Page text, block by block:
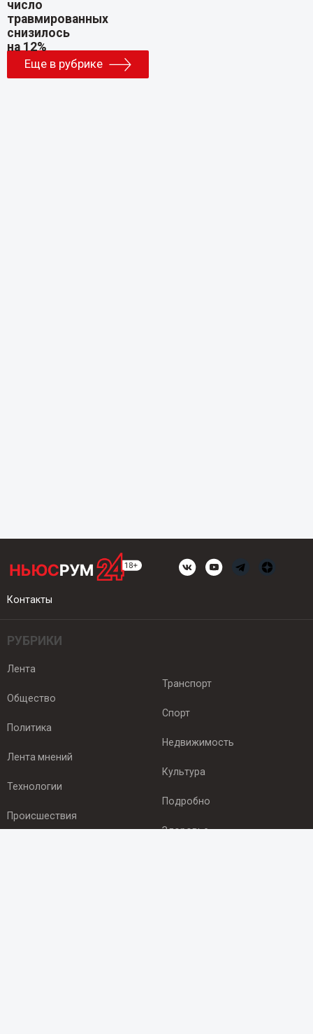
Еще в рубрике
Контакты
РУБРИКИ
Лента
Общество
Политика
Лента мнений
Технологии
Происшествия
Транспорт
Спорт
Недвижимость
Культура
Подробно
Здоровье